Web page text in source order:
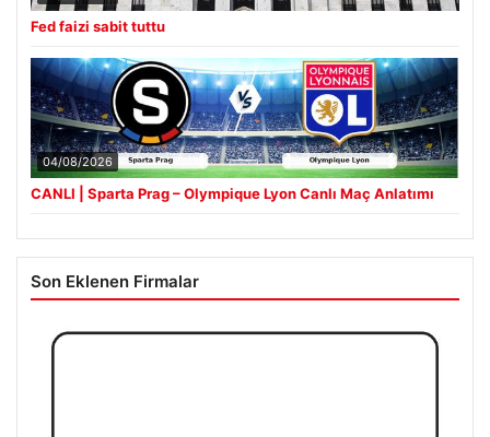
Fed faizi sabit tuttu
04/08/2026
CANLI | Sparta Prag – Olympique Lyon Canlı Maç Anlatımı